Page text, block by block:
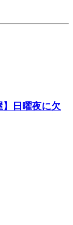
日曜夜に欠